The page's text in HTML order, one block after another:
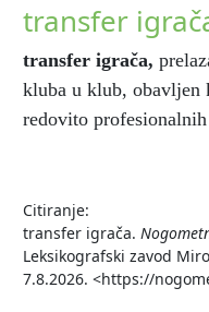
transfer
transfer igrača,
kluba u klub, obavljen
redovito
Citiranje:
transfer igrača.
Leksikografski zavod
7.8.2026. <https://